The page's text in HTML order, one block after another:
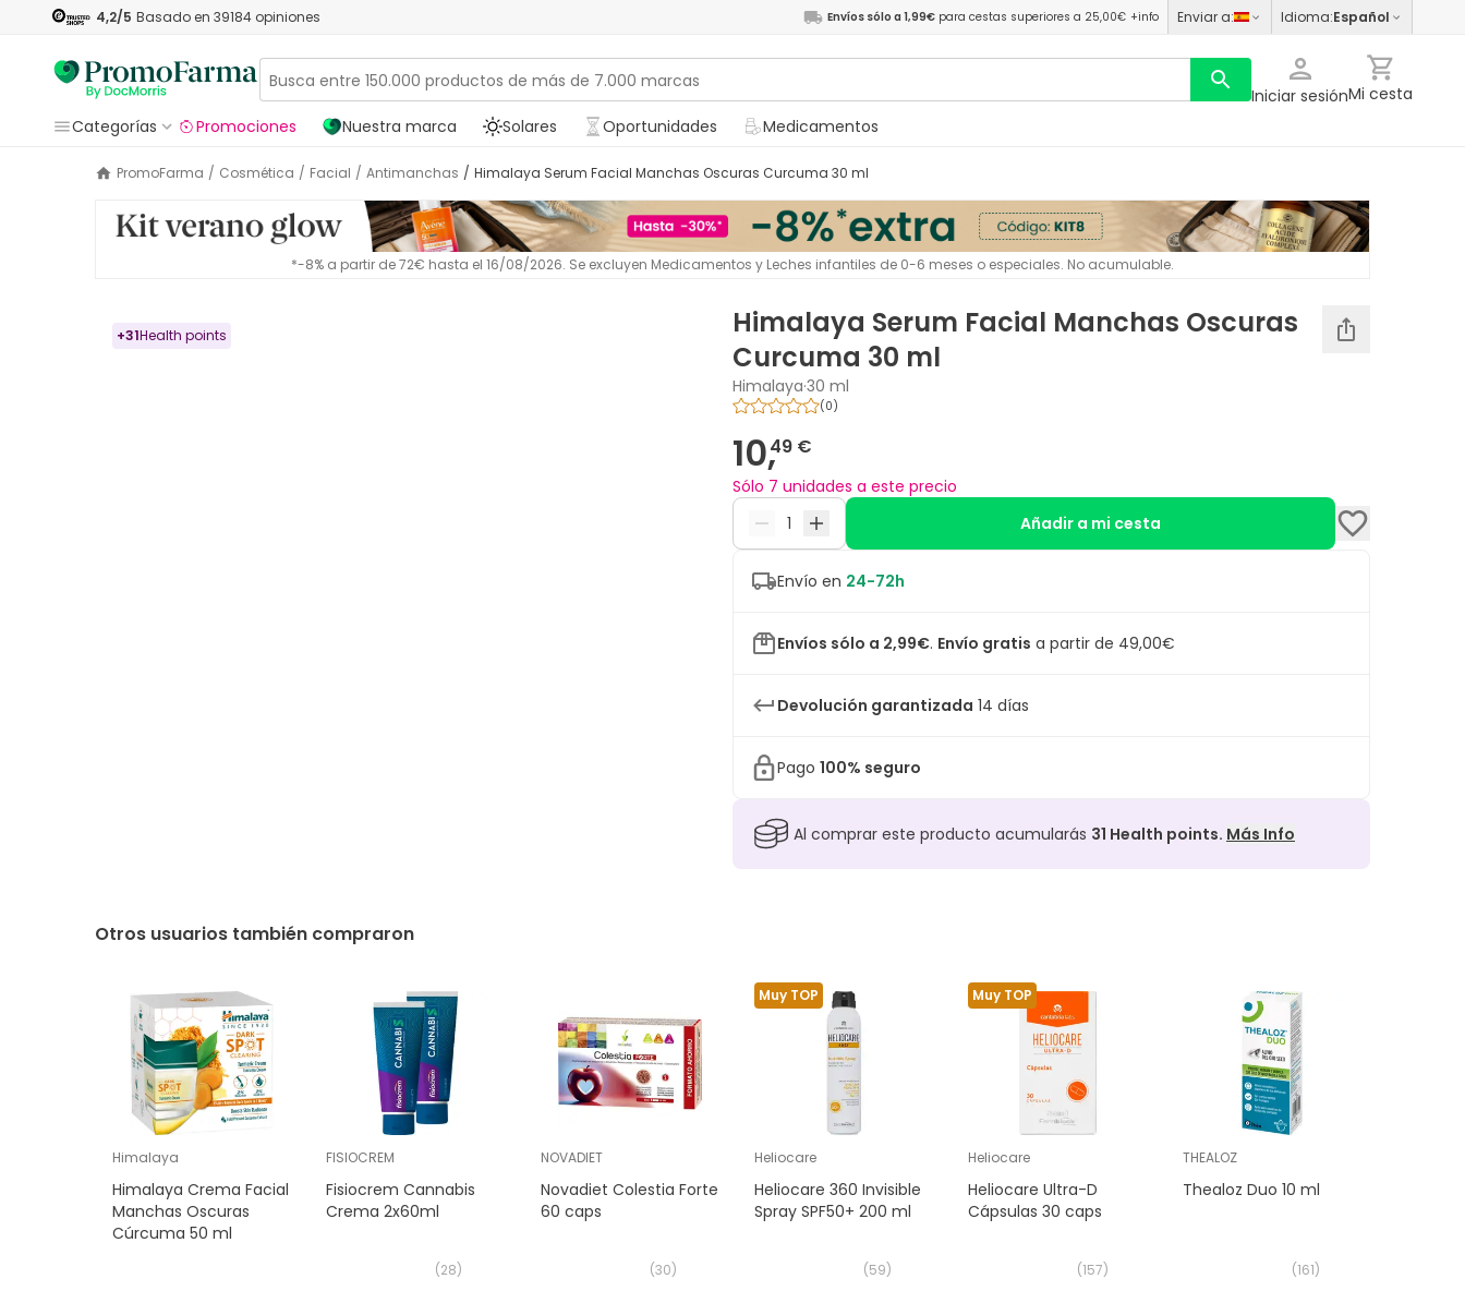
4,2/5 Basado en 39184 opiniones Envíos sólo a 1,99€ para cestas superiores a 25,00€ +info Enviar a: Idioma:Español
Iniciar sesiónMi cesta
Categorías
Promociones Nuestra marca Solares Oportunidades Medicamentos
PromoFarma / Cosmética / Facial / Antimanchas / Himalaya Serum Facial Manchas Oscuras Curcuma 30 ml
*-8% a partir de 72€ hasta el 16/08/2026. Se excluyen Medicamentos y Leches infantiles de 0-6 meses o especiales. No acumulable.
+31Health points
Himalaya Serum Facial Manchas Oscuras
Curcuma 30 ml
Himalaya·30 ml
(0)
10,49 €
Sólo 7 unidades a este precio
Añadir a mi cesta
Envío en 24-72h
Envíos sólo a 2,99€. Envío gratis a partir de 49,00€
Devolución garantizada 14 días
Pago 100% seguro
Al comprar este producto acumularás 31 Health points. Más Info
Otros usuarios también compraron
Himalaya
Himalaya Crema Facial
Manchas Oscuras
Cúrcuma 50 ml
FISIOCREM
Fisiocrem Cannabis
Crema 2x60ml
(28)
NOVADIET
Novadiet Colestia Forte
60 caps
(30)
Muy TOP
Heliocare
Heliocare 360 Invisible
Spray SPF50+ 200 ml
(59)
Muy TOP
Heliocare
Heliocare Ultra-D
Cápsulas 30 caps
(157)
THEALOZ
Thealoz Duo 10 ml
(161)